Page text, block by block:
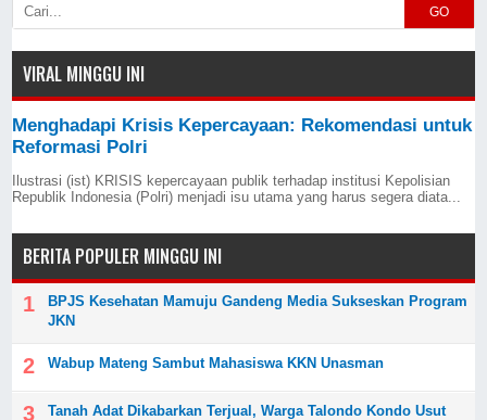
GO
VIRAL MINGGU INI
Menghadapi Krisis Kepercayaan: Rekomendasi untuk
Reformasi Polri
Ilustrasi (ist) KRISIS kepercayaan publik terhadap institusi Kepolisian
Republik Indonesia (Polri) menjadi isu utama yang harus segera diata...
BERITA POPULER MINGGU INI
BPJS Kesehatan Mamuju Gandeng Media Sukseskan Program
JKN
Wabup Mateng Sambut Mahasiswa KKN Unasman
Tanah Adat Dikabarkan Terjual, Warga Talondo Kondo Usut